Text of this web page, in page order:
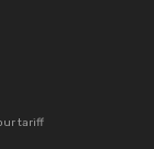
tariff